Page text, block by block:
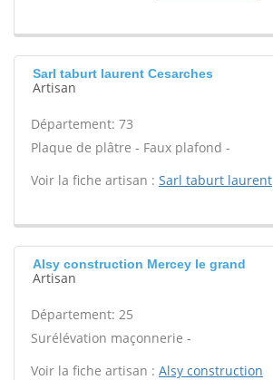
Sarl taburt laurent Cesarches
Artisan
Département: 73
Plaque de plâtre - Faux plafond -
Voir la fiche artisan : Sarl taburt laurent
Alsy construction Mercey le grand
Artisan
Département: 25
Surélévation maçonnerie -
Voir la fiche artisan : Alsy construction